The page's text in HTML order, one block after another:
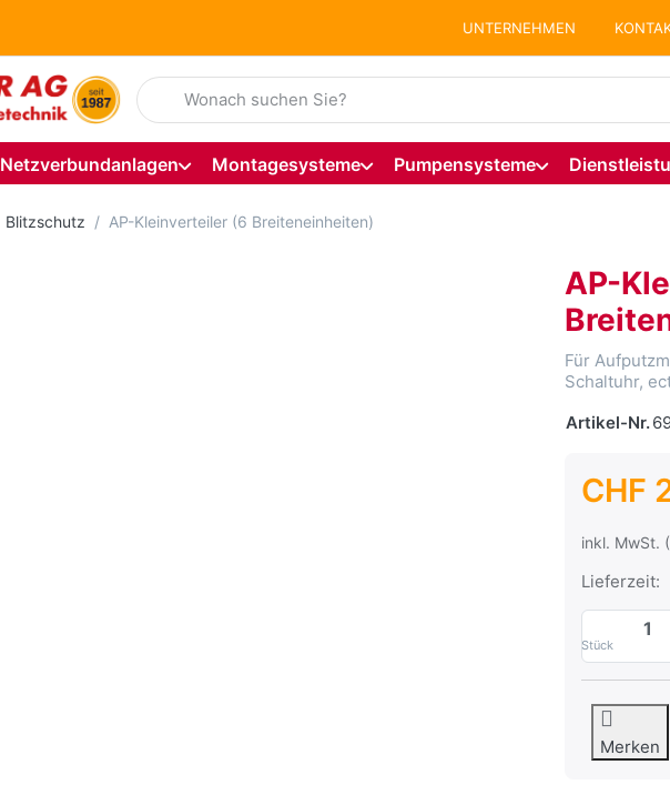
UNTERNEHMEN
Geben Sie einen Suchbegriff ein. Während Sie tippen, erscheinen
Netzverbundanlagen Montagesysteme Pumpensysteme
Blitzschutz AP-Kleinverteiler (6 Breiteneinheiten)
AP-
Für
Schaltuhr,
Artikel-Nr.
CHF
inkl. MwSt.
Lieferzeit:
Stück
Merken